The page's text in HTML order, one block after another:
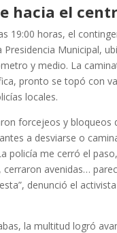
hacia el
19:00 horas, el
Presidencia Municipal,
y medio. La
pronto se topó con
locales.
forcejeos y bloqueos
a desviarse o
policía me cerró el
cerraron avenidas…
denunció el
la multitud logró